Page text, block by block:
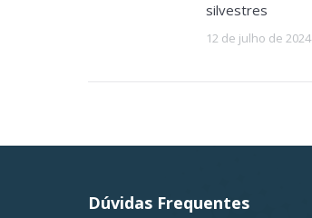
silvestres
12 de julho de 2024
Dúvidas Frequentes